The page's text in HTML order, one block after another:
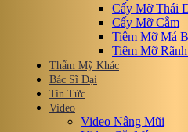
Cấy Mỡ Thái
Cấy Mỡ Cằm
Tiêm Mỡ Má
Tiêm Mỡ
Thẩm Mỹ Khác
Bác Sĩ Đại
Tin Tức
Video
Video Nâng Mũi